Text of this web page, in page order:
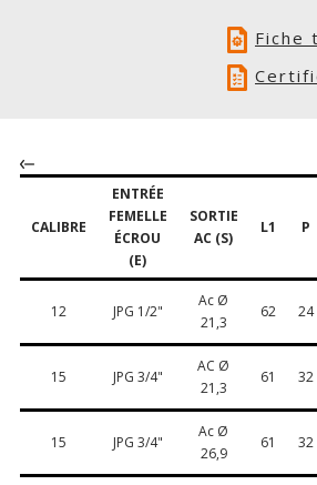
Fiche
CALIBRE
ENTRÉE
FEMELLE
ÉCROU
(E)
SORTIE
AC (S)
L1 P
12 JPG 1/2"
Ac Ø
21,3
62 24
15 JPG 3/4"
AC Ø
21,3
61 32
15 JPG 3/4"
Ac Ø
26,9
61 32